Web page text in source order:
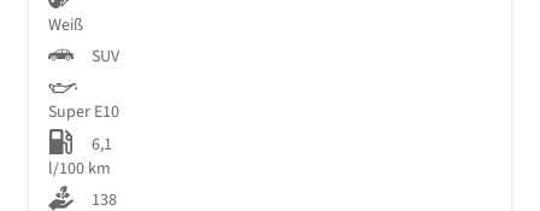
Weiß
SUV
Super E10
6,1
l/100 km
138